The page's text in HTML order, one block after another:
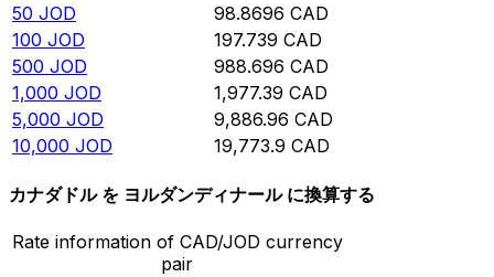
50 JOD 98.8696 CAD
100 JOD 197.739 CAD
500 JOD 988.696 CAD
1,000 JOD 1,977.39 CAD
5,000 JOD 9,886.96 CAD
10,000 JOD 19,773.9 CAD
カナダドル を ヨルダンディナール に換算する
Rate information of CAD/JOD currency
pair